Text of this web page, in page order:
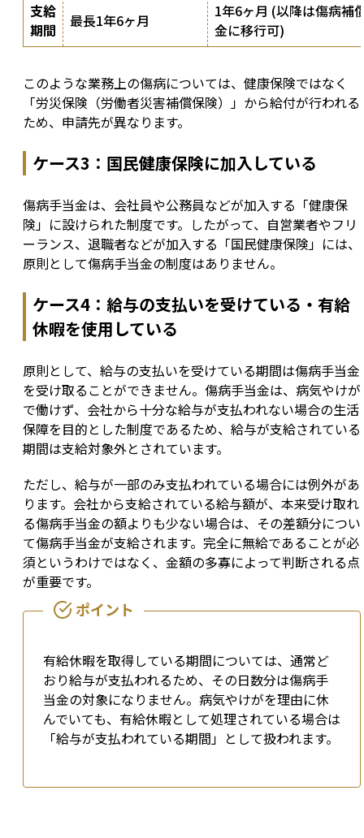
支給
期間
最長1年6ヶ月
1年6ヶ月 (以降は傷病補
金に移行可)
このような業務上の傷病については、健康保険ではなく
「労災保険（労働者災害補償保険）」から給付が行われる
ため、申請先が異なります。
ケース3：国民健康保険に加入している
傷病手当金は、会社員や公務員などが加入する「健康保
険」に設けられた制度です。したがって、自営業者やフリ
ーランス、退職者などが加入する「国民健康保険」には、
原則として傷病手当金の制度はありません。
ケース4：給与の支払いを受けている・有給
休暇を使用している
原則として、給与の支払いを受けている期間は傷病手当金
を受け取ることができません。傷病手当金は、病気やけが
で働けず、会社から十分な給与が支払われない場合の生活
保障を目的とした制度であるため、給与が支給されている
期間は支給対象外とされています。
ただし、給与が一部のみ支払われている場合には例外があ
ります。会社から支給されている給与額が、本来受け取れ
る傷病手当金の額よりも少ない場合は、その差額分につい
て傷病手当金が支給されます。完全に無給であることが必
須というわけではなく、金額の多寡によって判断される点
が重要です。
有給休暇を取得している期間については、通常ど
おり給与が支払われるため、その日数分は傷病手
当金の対象になりません。病気やけがを理由に休
んでいても、有給休暇として処理されている場合は
「給与が支払われている期間」として扱われます。